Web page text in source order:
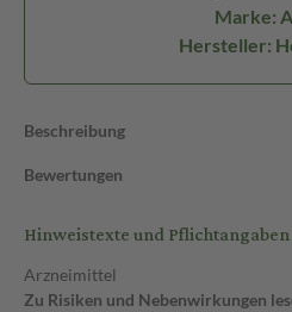
Marke:
Hersteller:
Beschreibung
Bewertungen
Hinweistexte und Pflichtangaben
Arzneimittel
Zu Risiken und Nebenwirkungen